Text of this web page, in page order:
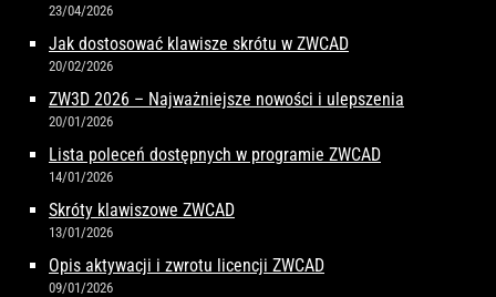
23/04/2026
Jak dostosować klawisze skrótu w ZWCAD
20/02/2026
ZW3D 2026 – Najważniejsze nowości i ulepszenia
20/01/2026
Lista poleceń dostępnych w programie ZWCAD
14/01/2026
Skróty klawiszowe ZWCAD
13/01/2026
Opis aktywacji i zwrotu licencji ZWCAD
09/01/2026